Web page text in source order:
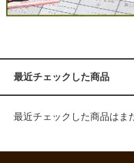
最近チェックした商品
最近チェックした商品はま